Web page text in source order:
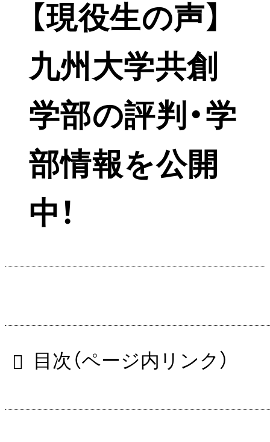
【現役生の声】
九州大学共創
学部の評判・学
部情報を公開
中！
目次（ページ内リンク）